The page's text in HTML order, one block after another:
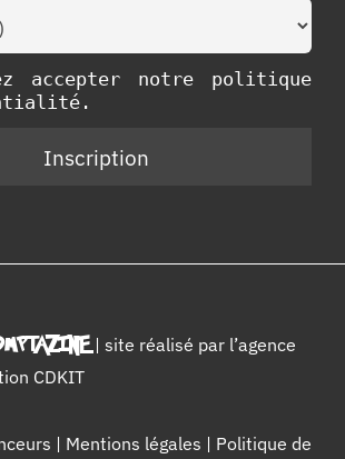
accepter notre politique
| site réalisé par l’agence
CDKIT
| Mentions légales | Politique de